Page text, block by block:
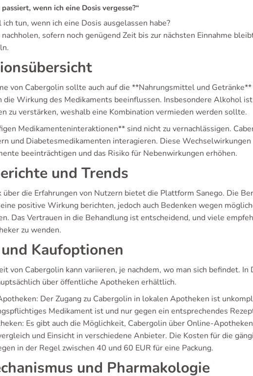
wenn ich eine Dosis vergesse?“
ich tun, wenn ich eine Dosis ausgelassen habe?
sofern noch genügend Zeit bis zur nächsten Einnahme
von Cabergolin sollte auch auf die **Nahrungsmittel und
die Wirkung des Medikaments beeinflussen. Insbesondere Alkohol
zu verstärken, weshalb eine Kombination vermieden werden sollte.
Medikamenteninteraktionen** sind nicht zu vernachlässigen.
und Diabetesmedikamenten interagieren. Diese
beeinträchtigen und das Risiko für Nebenwirkungen erhöhen.
und Trends
über die Erfahrungen von Nutzern bietet die Plattform Sanego. Die
positive Wirkung berichten, jedoch auch Bedenken wegen
Das Vertrauen in die Behandlung ist entscheidend, und viele
zu wenden.
Kaufoptionen
von Cabergolin kann variieren, je nachdem, wo man sich befindet. In
über öffentliche Apotheken erhältlich.
Der Zugang zu Cabergolin in lokalen Apotheken ist
Medikament ist und nur gegen ein entsprechendes
Es gibt auch die Möglichkeit, Cabergolin über Online-
und Einsicht in verschiedene Anbieter. Die Kosten für die
in der Regel zwischen 40 und 60 EUR für eine Packung.
und Pharmakologie